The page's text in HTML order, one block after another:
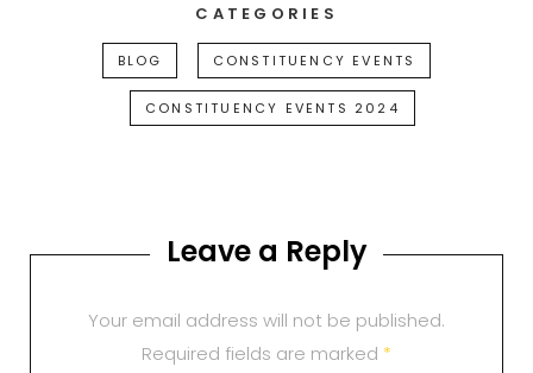
CATEGORIES
BLOG CONSTITUENCY EVENTS
CONSTITUENCY EVENTS 2024
Leave a Reply
Your email address will not be published.
Required fields are marked *